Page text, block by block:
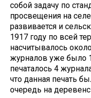
собой задачу по
просвещения на
развивается и
1917 году по всей
насчитывалось
журналов уже было
печаталось 4
что данная печать
очередь на